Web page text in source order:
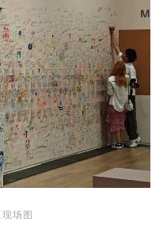
场图